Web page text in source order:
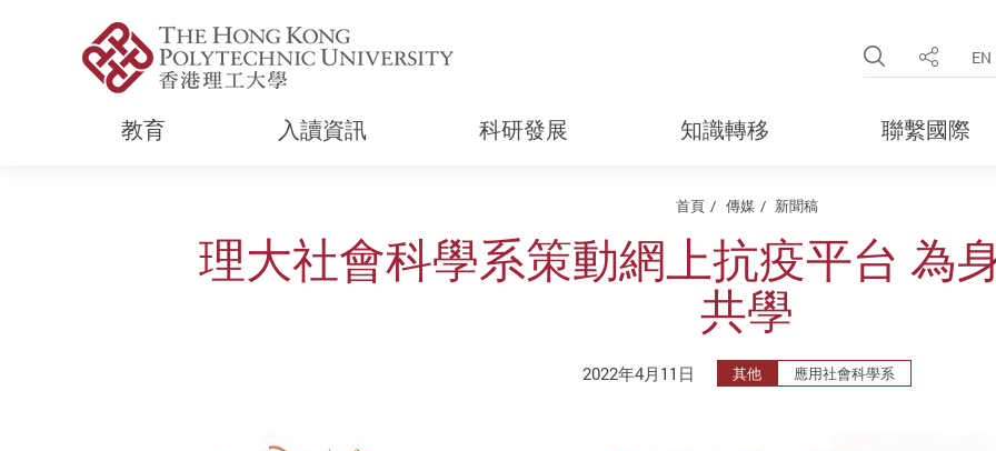
Open Site
分享 EN
教育 入讀資訊 科研發展 知識轉移 聯繫國際
首頁 傳媒 新聞稿
理大社會科學系策動網上抗疫平台 為
共學
2022年4月11日 其他 應用社會科學系